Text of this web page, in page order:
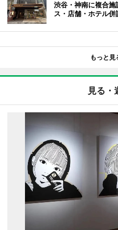
渋谷・神南に複合
ス・店舗・ホテル併
もっと見
見る・